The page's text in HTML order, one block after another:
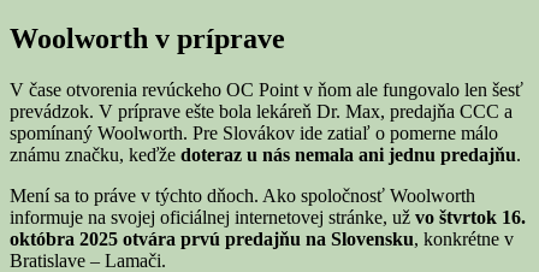
Woolworth v príprave
V čase otvorenia revúckeho OC Point v ňom ale fungovalo len šesť
prevádzok. V príprave ešte bola lekáreň Dr. Max, predajňa CCC a
spomínaný Woolworth. Pre Slovákov ide zatiaľ o pomerne málo
známu značku, keďže doteraz u nás nemala ani jednu predajňu.
Mení sa to práve v týchto dňoch. Ako spoločnosť Woolworth
informuje na svojej oficiálnej internetovej stránke, už vo štvrtok 16.
októbra 2025 otvára prvú predajňu na Slovensku, konkrétne v
Bratislave – Lamači.